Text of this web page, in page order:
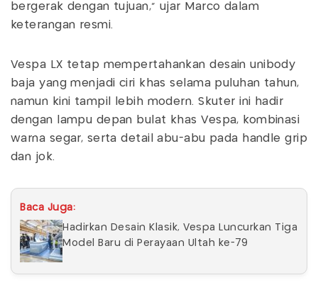
bergerak dengan tujuan," ujar Marco dalam
keterangan resmi.
Vespa LX tetap mempertahankan desain unibody
baja yang menjadi ciri khas selama puluhan tahun,
namun kini tampil lebih modern. Skuter ini hadir
dengan lampu depan bulat khas Vespa, kombinasi
warna segar, serta detail abu-abu pada handle grip
dan jok.
Baca Juga:
Hadirkan Desain Klasik, Vespa Luncurkan Tiga
Model Baru di Perayaan Ultah ke-79